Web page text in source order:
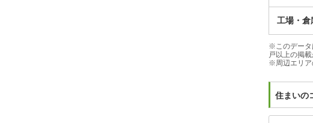
工場・倉
※このデータ
戸以上の掲
※周辺エリア
住まいの